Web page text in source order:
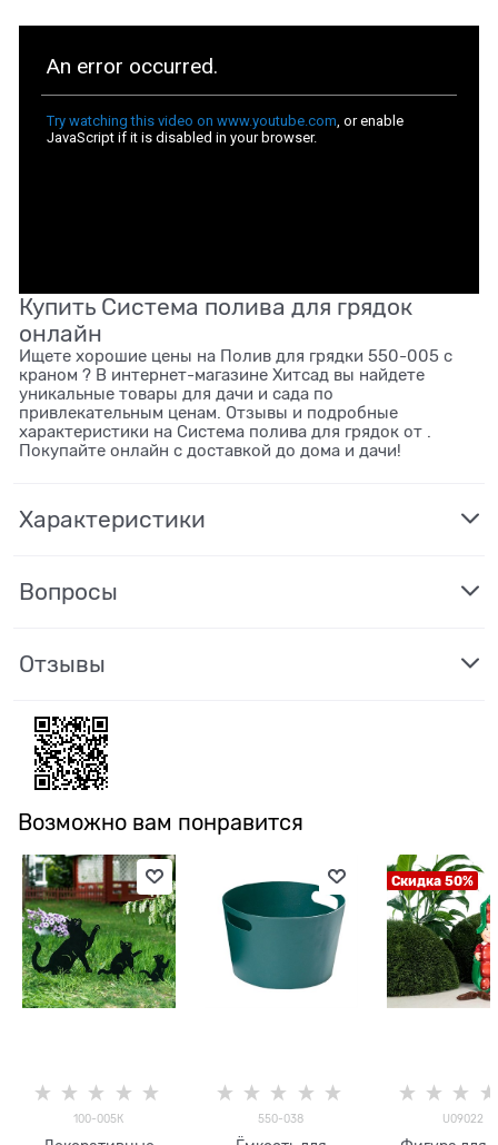
Купить Система полива для грядок
онлайн
Ищете хорошие цены на Полив для грядки 550-005 с
краном ? В интернет-магазине Хитсад вы найдете
уникальные товары для дачи и сада по
привлекательным ценам. Отзывы и подробные
характеристики на Система полива для грядок от .
Покупайте онлайн с доставкой до дома и дачи!
Характеристики
Вопросы
Отзывы
Возможно вам понравится
100-005К 550-038
Скидка 50%
U09022